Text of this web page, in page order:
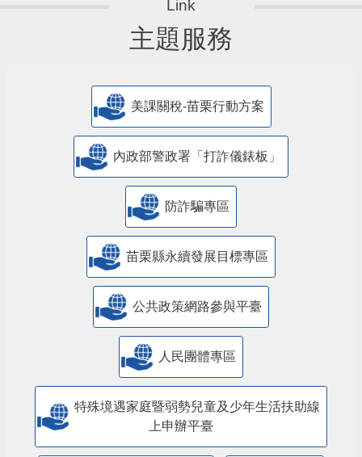
主題服務
美課關稅-苗栗行動方案
內政部警政署「打詐儀錶板」
防詐騙專區
苗栗縣永續發展目標專區
公共政策網路參與平臺
人民團體專區
特殊境遇家庭暨弱勢兒童及少年生活扶助線
上申辦平臺